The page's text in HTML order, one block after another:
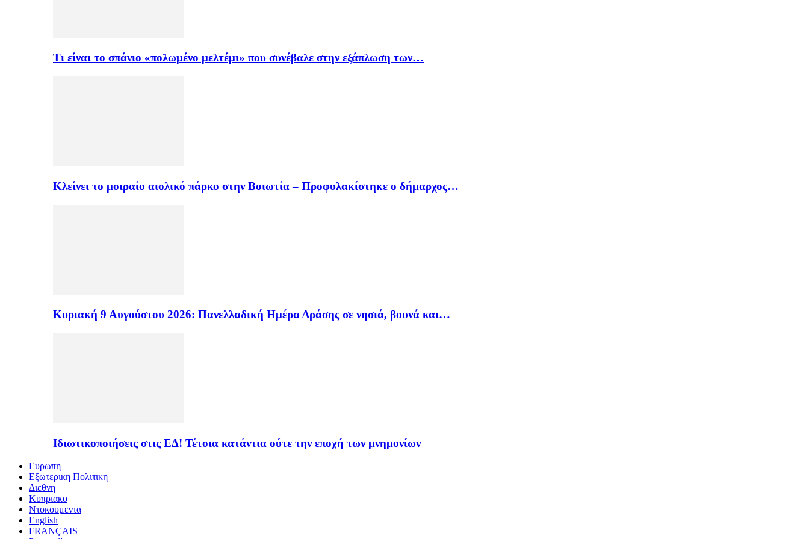
Τι είναι το σπάνιο «πολωμένο μελτέμι» που συνέβαλε στην εξάπλωση των…
Κλείνει το μοιραίο αιολικό πάρκο στην Βοιωτία – Προφυλακίστηκε ο δήμαρχος…
Κυριακή 9 Αυγούστου 2026: Πανελλαδική Ημέρα Δράσης σε νησιά, βουνά και…
Ιδιωτικοποιήσεις στις ΕΔ! Τέτοια κατάντια ούτε την εποχή των μνημονίων
Ευρωπη
Εξωτερικη Πολιτικη
Διεθνη
Κυπριακο
Ντοκουμεντα
English
FRANÇAIS